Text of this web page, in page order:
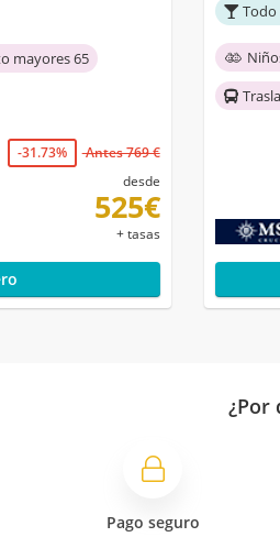
mayores 65
-31.73%
Antes 769 €
desde
525€
+ tasas
¿Por
Pago seguro